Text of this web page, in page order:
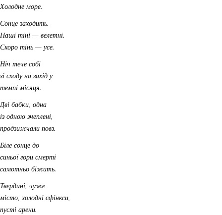
Холодне море.
Сонце заходить.
Наші тіні — велетні.
Скоро тінь — усе.
Ніч тече собі
зі сходу на захід у
темпі місяця.
Дві бабки, одна
із одною зчеплені,
продзижчали повз.
Біле сонце до
синьої гори смерті
самотньо біжить.
Твердині, чуже
місто, холодні сфінкси,
пусті арени.